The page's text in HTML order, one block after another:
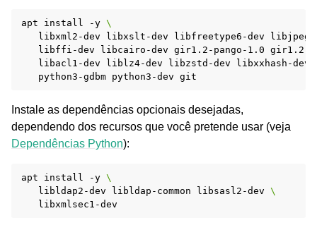
apt install -y \
libxml2-dev
libxslt-dev libfreetype6-dev
libjpeg-
libffi-dev
libcairo-dev gir1.2-pango-1.0 gir1.2-
libacl1-dev
liblz4-dev libzstd-dev libxxhash-dev
python3-gdbm python3-dev
Instale as dependências opcionais desejadas,
dependendo dos recursos que você pretende usar (veja
Dependências Python):
apt install -y \
libldap2-dev
libldap-common libsasl2-dev \